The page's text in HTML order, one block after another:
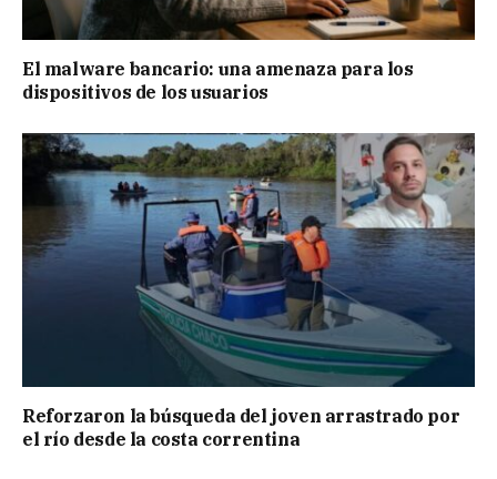
El malware bancario: una amenaza para los
dispositivos de los usuarios
Reforzaron la búsqueda del joven arrastrado por
el río desde la costa correntina